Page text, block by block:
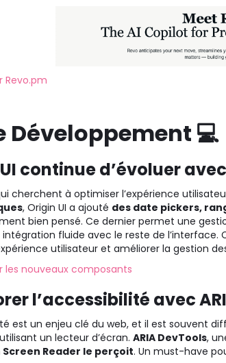
Revo.pm
Développement 💻
continue d’évoluer
cherchent à optimiser l’expérience
, Origin UI a ajouté des date pickers,
bien pensé. Ce dernier permet une
fluide avec le reste de
utilisateur et améliorer la gestion
les nouveaux composants
l’accessibilité avec
est un enjeu clé du web, et il est souvent
un lecteur d’écran. ARIA DevTools,
Reader le perçoit. Un must-have